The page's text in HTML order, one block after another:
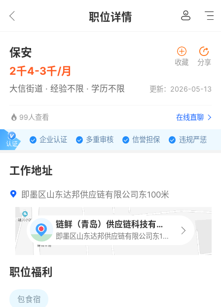
职位详情
收藏 分享
保安
2千4-3千/月
大信街道 · 经验不限 · 学历不限 更新：2026-05-13
99人查看 在线直聊
企业认证 多重审核 信誉担保 违规严惩
认证
工作地址
即墨区山东达邦供应链有限公司东100米
链鲜（青岛）供应链科技有限公司
即墨区山东达邦供应链有限公司东100米
职位福利
包食宿